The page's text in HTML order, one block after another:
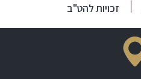
זכויות להט"ב